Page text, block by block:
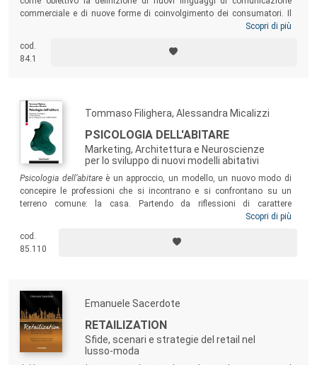
commerciale e di nuove forme di coinvolgimento dei consumatori. Il
libro presenta: uno spaccato sulla conoscenza del mercato
culturali); le regole fondamentali per una corretta progettazione degli
spazi retail; l’analisi di due categorie di spazi retail: un retail store
Scopri di più
cod.
84.1
Tommaso Filighera, Alessandra Micalizzi
PSICOLOGIA DELL'ABITARE
Marketing, Architettura e Neuroscienze
per lo sviluppo di nuovi modelli abitativi
Psicologia dell’abitareè un approccio, un modello, un nuovo modo di
concepire le professioni che si incontrano e si confrontano su un
terreno comune: la casa. Partendo da riflessioni di carattere
sociologico e antropologico e ampliando il campo teorico originario
convergere questi saperi verso lo sviluppo di modelli abitativi,
nell’ottica di definire un’area della psicologia propria dell’abitare.
Scopri di più
cod.
85.110
Emanuele Sacerdote
RETAILIZATION
Sfide, scenari e strategie del retail nel
lusso-moda